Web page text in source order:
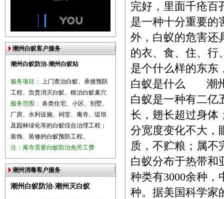
潮州白蚁客户服务
潮州白蚁防治-潮州白蚁站
服务项目： 上门查治白蚁、承接预防
工程、负责消灭白蚁、根治白蚁巢穴
服务范围： 各类住宅、小区、别墅、
厂房、水利设施、祠堂、庵寺、堤坝
及园林绿化等的白蚁综合治理工程；
装饰、装修的白蚁预防工程。
注：庵寺需要白蚁防治免劳工费
潮州消毒客户服务
潮州白蚁防治-潮州灭白蚁
完好，里面千疮百
是一种十分重要的
外，白蚁的危害还
的衣、食、住、行
是个什么样的东东
白蚁是什么 潮
白蚁是一种有二亿
长，翅长超过身体
分宽度变化不大，
质，不贮粮；属不
白蚁分布于热带和
种类有3000余种，
种。据美国科学家